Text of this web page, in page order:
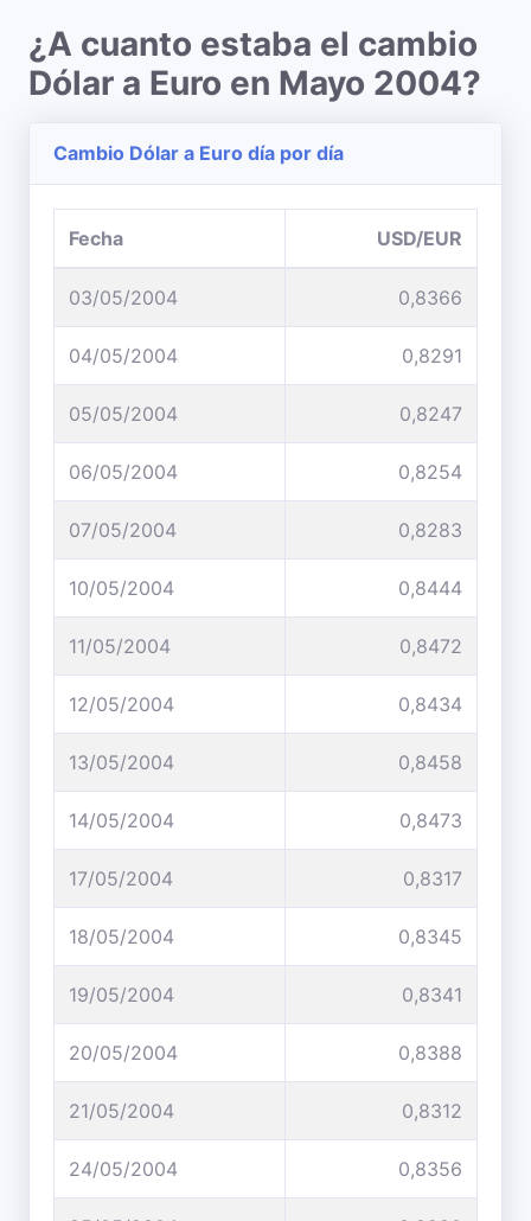
¿A cuanto estaba el cambio
Dólar a Euro en Mayo 2004?
Cambio Dólar a Euro día por día
Fecha USD/EUR
03/05/2004 0,8366
04/05/2004 0,8291
05/05/2004 0,8247
06/05/2004 0,8254
07/05/2004 0,8283
10/05/2004 0,8444
11/05/2004 0,8472
12/05/2004 0,8434
13/05/2004 0,8458
14/05/2004 0,8473
17/05/2004 0,8317
18/05/2004 0,8345
19/05/2004 0,8341
20/05/2004 0,8388
21/05/2004 0,8312
24/05/2004 0,8356